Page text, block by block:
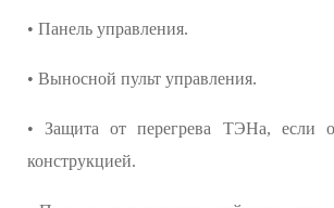
• Панель управления.
• Выносной пульт управления.
• Защита от перегрева ТЭНа, если
конструкцией.